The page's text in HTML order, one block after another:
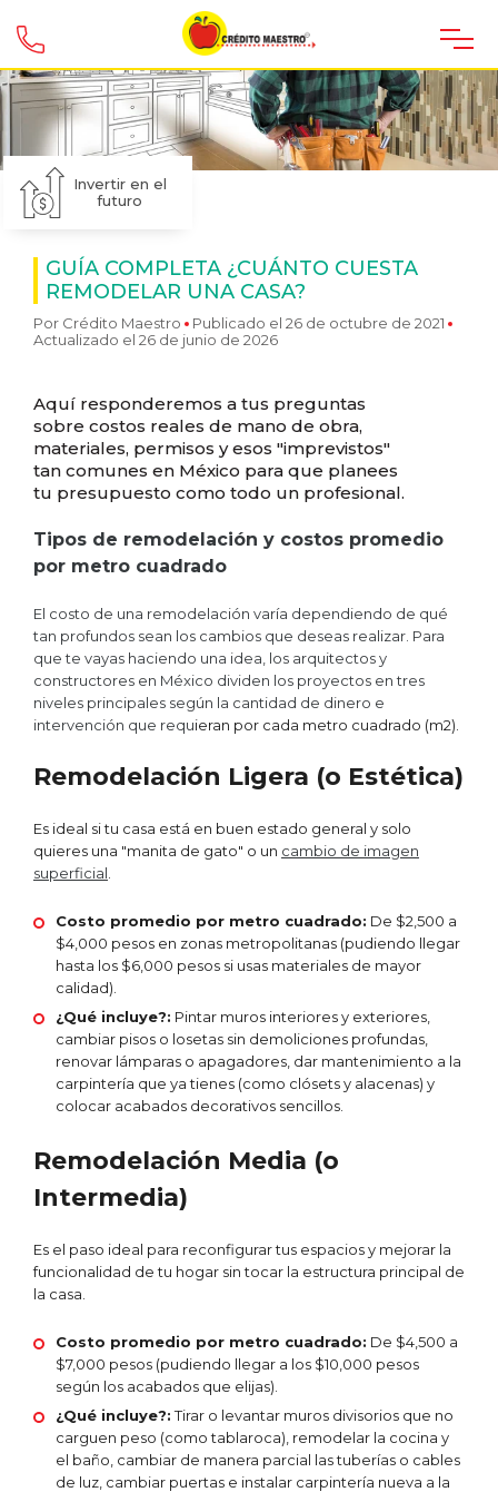
Invertir en el
futuro
GUÍA COMPLETA ¿CUÁNTO CUESTA
REMODELAR UNA CASA?
Por Crédito Maestro
Publicado el 26 de octubre de 2021
Actualizado el 26 de junio de 2026
Aquí responderemos a tus preguntas
sobre costos reales de mano de obra,
materiales, permisos y esos "imprevistos"
tan comunes en México para que planees
tu presupuesto como todo un profesional.
Tipos de remodelación y costos promedio
por metro cuadrado
El costo de una remodelación varía dependiendo de qué
tan profundos sean los cambios que deseas realizar. Para
que te vayas haciendo una idea, los arquitectos y
constructores en México dividen los proyectos en tres
niveles principales según la cantidad de dinero e
intervención que requieran por cada metro cuadrado (m2).
Remodelación Ligera (o Estética)
Es ideal si tu casa está en buen estado general y solo
quieres una "manita de gato" o un cambio de imagen
superficial
Costo promedio por metro cuadrado: De $2,500 a
$4,000 pesos en zonas metropolitanas (pudiendo llegar
hasta los $6,000 pesos si usas materiales de mayor
calidad).
¿Qué incluye?: Pintar muros interiores y exteriores,
cambiar pisos o losetas sin demoliciones profundas,
renovar lámparas o apagadores, dar mantenimiento a la
carpintería que ya tienes (como clósets y alacenas) y
colocar acabados decorativos sencillos.
Remodelación Media (o
Intermedia)
Es el paso ideal para reconfigurar tus espacios y mejorar la
funcionalidad de tu hogar sin tocar la estructura principal de
la casa.
Costo promedio por metro cuadrado: De $4,500 a
$7,000 pesos (pudiendo llegar a los $10,000 pesos
según los acabados que elijas).
¿Qué incluye?:Tirar o levantar muros divisorios que no
carguen peso (como tablaroca), remodelar la cocina y
el baño, cambiar de manera parcial las tuberías o cables
de luz, cambiar puertas e instalar carpintería nueva a la